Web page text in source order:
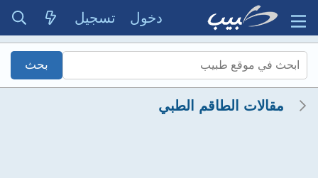
دخول تسجيل
مقالات الطاقم الطبي